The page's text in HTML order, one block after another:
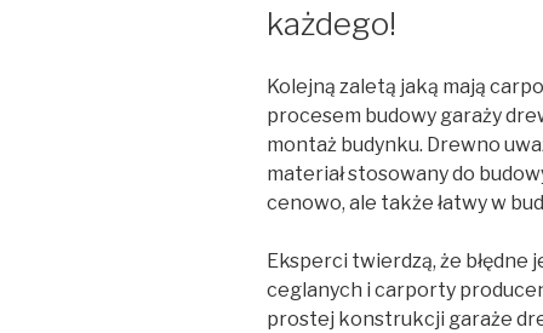
każdego!
Kolejną zaletą jaką mają
procesem budowy garaży
montaż budynku. Drewno
materiał stosowany do
cenowo, ale także łatwy w
Eksperci twierdzą, że
ceglanych i carporty
prostej konstrukcji garaże